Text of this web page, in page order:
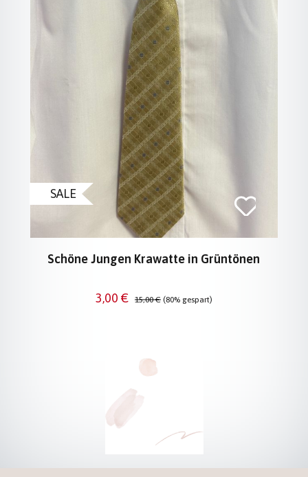
SALE
Schöne Jungen Krawatte in Grüntönen
Verkaufspreis:
3,00 € Regulärer Preis:
15,00 € (80% gespart)